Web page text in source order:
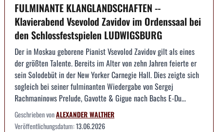
FULMINANTE KLANGLANDSCHAFTEN --
Klavierabend Vsevolod Zavidov im Ordenssaal bei
den Schlossfestspielen LUDWIGSBURG
Der in Moskau geborene Pianist Vsevolod Zavidov gilt als eines
der größten Talente. Bereits im Alter von zehn Jahren feierte er
sein Solodebüt in der New Yorker Carnegie Hall. Dies zeigte sich
sogleich bei seiner fulminanten Wiedergabe von Sergej
Rachmaninows Prelude, Gavotte & Gigue nach Bachs E-Du...
Geschrieben vonALEXANDER WALTHER
Veröffentlichungsdatum:13.06.2026